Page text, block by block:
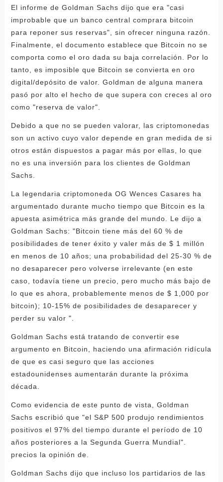
El informe de Goldman Sachs dijo que era "casi
improbable que un banco central comprara bitcoin
para reponer sus reservas", sin ofrecer ninguna razón.
Finalmente, el documento establece que Bitcoin no se
comporta como el oro dada su baja correlación. Por lo
tanto, es imposible que Bitcoin se convierta en oro
digital/depósito de valor. Goldman de alguna manera
pasó por alto el hecho de que supera con creces al oro
como "reserva de valor".
Debido a que no se pueden valorar, las criptomonedas
son un activo cuyo valor depende en gran medida de si
otros están dispuestos a pagar más por ellas, lo que
no es una inversión para los clientes de Goldman
Sachs.
La legendaria criptomoneda OG Wences Casares ha
argumentado durante mucho tiempo que Bitcoin es la
apuesta asimétrica más grande del mundo. Le dijo a
Goldman Sachs: "Bitcoin tiene más del 60 % de
posibilidades de tener éxito y valer más de $ 1 millón
en menos de 10 años; una probabilidad del 25-30 % de
no desaparecer pero volverse irrelevante (en este
caso, todavía tiene un precio, pero mucho más bajo de
lo que es ahora, probablemente menos de $ 1,000 por
bitcoin); 10-15% de posibilidades de desaparecer y
perder su valor ".
Goldman Sachs está tratando de convertir ese
argumento en Bitcoin, haciendo una afirmación ridícula
de que es casi seguro que las acciones
estadounidenses aumentarán durante la próxima
década.
Como evidencia de este punto de vista, Goldman
Sachs escribió que "el S&P 500 produjo rendimientos
positivos el 97% del tiempo durante el período de 10
años posteriores a la Segunda Guerra Mundial".
precios la opinión de.
Goldman Sachs dijo que incluso los partidarios de las